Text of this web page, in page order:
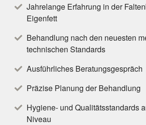
Jahrelange Erfahrung in der
Eigenfett
Behandlung nach den neuesten
technischen Standards
Ausführliches Beratungsgespräch
Präzise Planung der Behandlung
Hygiene- und Qualitätsstandards
Niveau